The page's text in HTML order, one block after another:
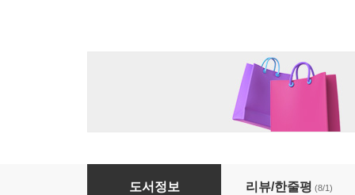
청소년을 위한 제주 4·3
도서정보 리뷰/한줄평 (8/1)